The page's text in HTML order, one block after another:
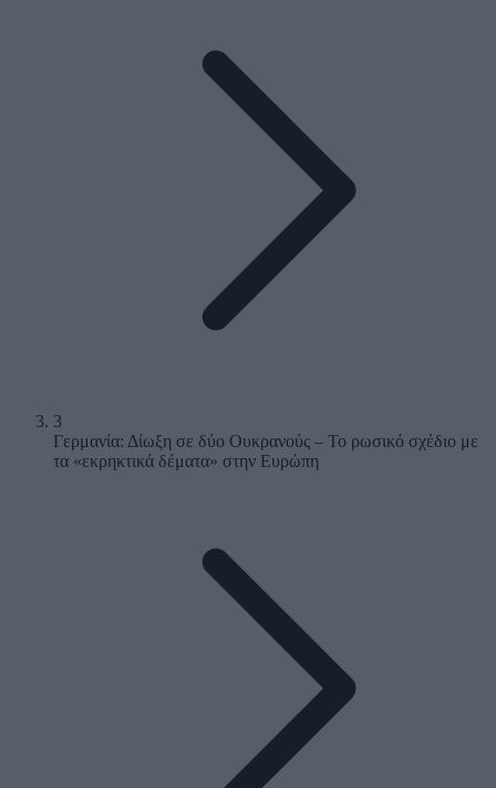
3
Γερμανία: Δίωξη σε δύο Ουκρανούς – Το ρωσικό σχέδιο με
τα «εκρηκτικά δέματα» στην Ευρώπη